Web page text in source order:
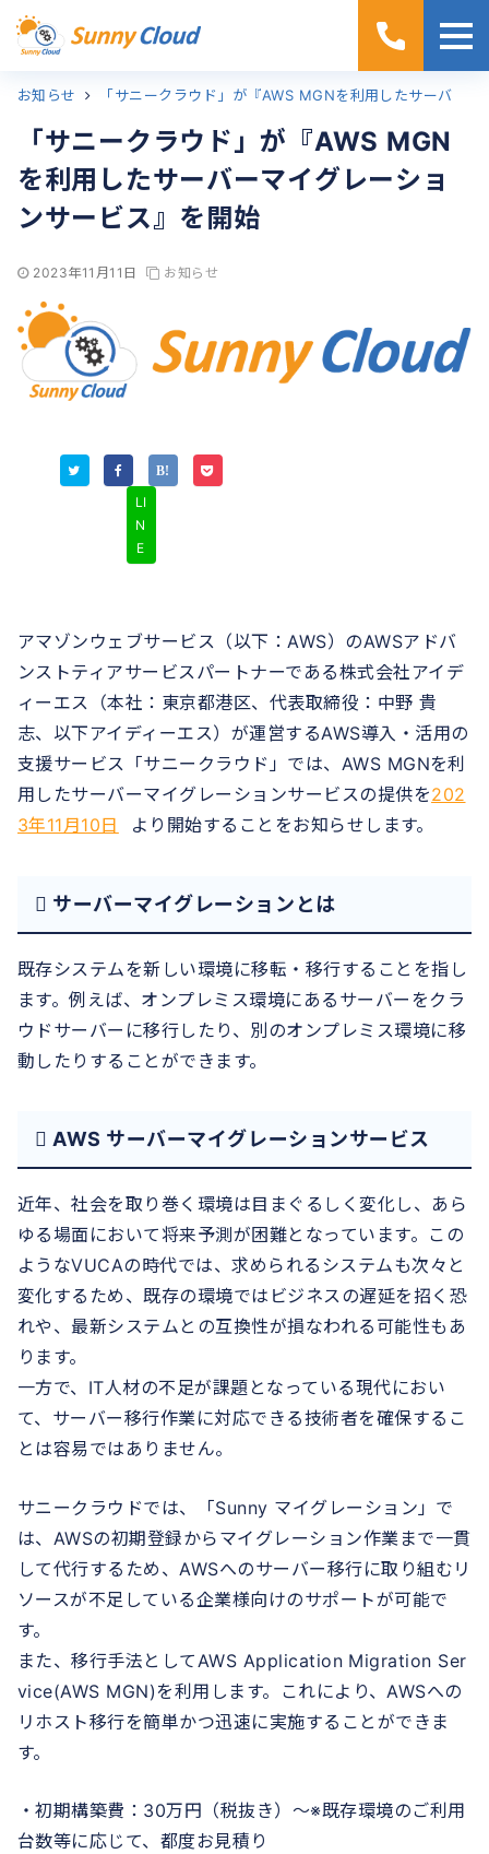
ホーム
お知らせ
「サニークラウド」が『AWS MGN
を利用したサーバーマイグレーショ
ンサービス』を開始
2023年11月11日 お知らせ
LI
N
E
アマゾンウェブサービス（以下：AWS）のAWSアドバ
ンストティアサービスパートナーである株式会社アイデ
ィーエス（本社：東京都港区、代表取締役：中野 貴
志、以下アイディーエス）が運営するAWS導入・活用の
支援サービス「サニークラウド」では、AWS MGNを利
用したサーバーマイグレーションサービスの提供を202
3年11月10日
より開始することをお知らせします。
 サーバーマイグレーションとは
既存システムを新しい環境に移転・移行することを指し
ます。例えば、オンプレミス環境にあるサーバーをクラ
ウドサーバーに移行したり、別のオンプレミス環境に移
動したりすることができます。
 AWS サーバーマイグレーションサービス
近年、社会を取り巻く環境は目まぐるしく変化し、あら
ゆる場面において将来予測が困難となっています。この
ようなVUCAの時代では、求められるシステムも次々と
変化するため、既存の環境ではビジネスの遅延を招く恐
れや、最新システムとの互換性が損なわれる可能性もあ
ります。
一方で、IT人材の不足が課題となっている現代におい
て、サーバー移行作業に対応できる技術者を確保するこ
とは容易ではありません。
サニークラウドでは、「Sunny マイグレーション」で
は、AWSの初期登録からマイグレーション作業まで一貫
して代行するため、AWSへのサーバー移行に取り組むリ
ソースが不足している企業様向けのサポートが可能で
す。
また、移行手法としてAWS Application Migration Ser
vice(AWS MGN)を利用します。これにより、AWSへの
リホスト移行を簡単かつ迅速に実施することができま
す。
・初期構築費：30万円（税抜き）～※既存環境のご利用
台数等に応じて、都度お見積り